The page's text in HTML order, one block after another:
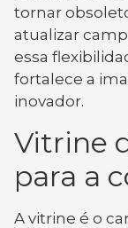
tornar
atualizar
essa
fortalece a
inovador.
Vitrine
para a
A vitrine é o